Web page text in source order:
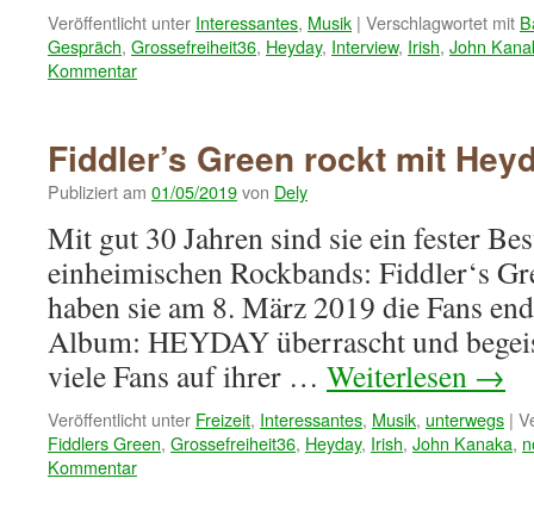
Veröffentlicht unter Interessantes, Musik | Verschlagwortet mit
Gespräch, Grossefreiheit36, Heyday, Interview, Irish, John
Kommentar
Fiddler’s Green rockt mit
Publiziert am 01/05/2019von Dely
Mit gut 30 Jahren sind sie ein fester
einheimischen Rockbands: Fiddler‘s
haben sie am 8. März 2019 die Fans
Album: HEYDAY überrascht und
viele Fans auf ihrer … Weiterlesen →
Veröffentlicht unter Freizeit, Interessantes, Musik, unterwegs |
Fiddlers Green, Grossefreiheit36, Heyday, Irish, John Kanaka,
Kommentar